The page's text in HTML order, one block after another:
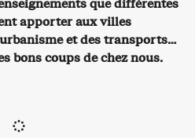
que différentes
apporter aux villes
et des transports…
bons coups de chez nous.